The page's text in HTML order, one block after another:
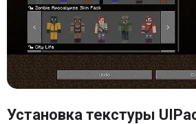
Установка текстуры